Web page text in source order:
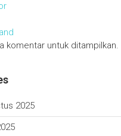
komentar untuk ditampilkan.
2025